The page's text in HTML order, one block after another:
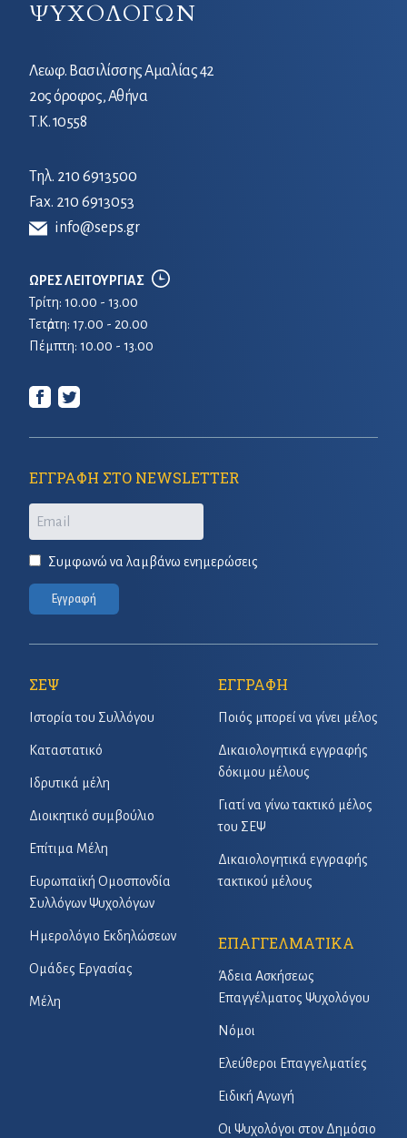
ΨΥΧΟΛΟΓΩΝ
Λεωφ. Βασιλίσσης Αμαλίας 42
2ος όροφος, Αθήνα
Τ.Κ. 10558
Τηλ. 210 6913500
Fax. 210 6913053
info@seps.gr
ΩΡΕΣ ΛΕΙΤΟΥΡΓΙΑΣ
Τρίτη: 10.00 - 13.00
Τετἀρτη: 17.00 - 20.00
Πέμπτη: 10.00 - 13.00
ΕΓΓΡΑΦΗ ΣΤΟ NEWSLETTER
Email
Συμφωνώ να λαμβάνω ενημερώσεις
Εγγραφή
ΣΕΨ
Ιστορία του Συλλόγου
Καταστατικό
Ιδρυτικά μέλη
Διοικητικό συμβούλιο
Επίτιμα Μέλη
Ευρωπαϊκή Ομοσπονδία
Συλλόγων Ψυχολόγων
Ημερολόγιο Εκδηλώσεων
Ομάδες Εργασίας
Μέλη
ΕΓΓΡΑΦΗ
Ποιός μπορεί να γίνει μέλος
Δικαιολογητικά εγγραφής
δόκιμου μέλους
Γιατί να γίνω τακτικό μέλος
του ΣΕΨ
Δικαιολογητικά εγγραφής
τακτικού μέλους
ΕΠΑΓΓΕΛΜΑΤΙΚΑ
Άδεια Ασκήσεως
Επαγγέλματος Ψυχολόγου
Νόμοι
Ελεύθεροι Επαγγελματίες
Ειδική Αγωγή
Οι Ψυχολόγοι στον Δημόσιο